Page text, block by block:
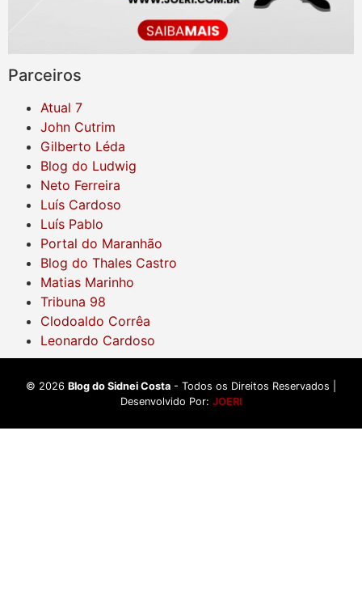
Parceiros
Atual 7
John Cutrim
Gilberto Léda
Blog do Ludwig
Neto Ferreira
Luís Cardoso
Luís Pablo
Portal do Maranhão
Blog do Thales Castro
Matias Marinho
Tribuna 98
Clodoaldo Corrêa
Leonardo Cardoso
© 2026 Blog do Sidnei Costa - Todos os Direitos Reservados |
Desenvolvido Por: JOERI